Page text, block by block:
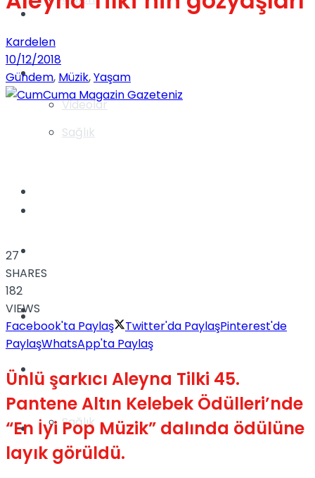
Videolar
Yaşam
Sağlık
Gündem
Yaşam
Sağlık
Dünya
Türkiye
Müzik
Kardelen
10/12/2018
Gündem, Müzik,Yaşam
27
SHARES
182
VIEWS
Facebook'ta Paylaş
Twitter'da PaylaşPinterest'de
PaylaşWhatsApp'ta Paylaş
Ünlü şarkıcı Aleyna Tilki 45.
Pantene Altın Kelebek Ödülleri’nde
“En İyi Pop Müzik” dalında ödülüne
layık görüldü.